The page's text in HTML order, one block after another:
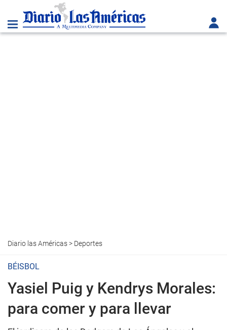
Diario las Américas> Deportes
BÉISBOL
Yasiel Puig y Kendrys Morales:
para comer y para llevar